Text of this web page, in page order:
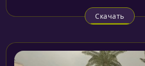
Скачать